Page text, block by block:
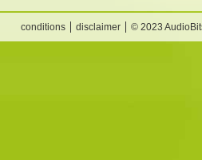
conditions disclaimer © 2023